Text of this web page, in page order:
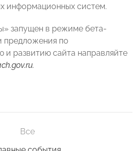
информационных систем.
запущен в режиме бета-
предложения по
и развитию сайта направляйте
.gov.ru.
Все